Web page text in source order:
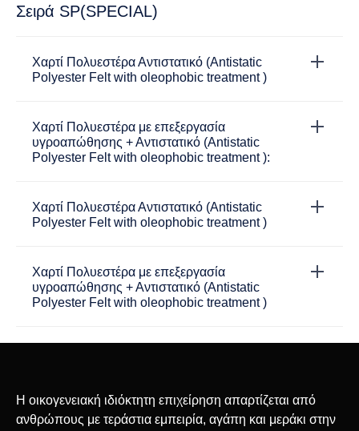
Σειρά SP(SPECIAL)
Χαρτί Πολυεστέρα Αντιστατικό (Antistatic
Polyester Felt with oleophobic treatment )
Χαρτί Πολυεστέρα με επεξεργασία
υγροαπώθησης + Αντιστατικό (Antistatic
Polyester Felt with oleophobic treatment ):
Χαρτί Πολυεστέρα Αντιστατικό (Antistatic
Polyester Felt with oleophobic treatment )
Χαρτί Πολυεστέρα με επεξεργασία
υγροαπώθησης + Αντιστατικό (Antistatic
Polyester Felt with oleophobic treatment )
Η οικογενειακή ιδιόκτητη επιχείρηση απαρτίζεται από
ανθρώπους με τεράστια εμπειρία, αγάπη και μεράκι στην